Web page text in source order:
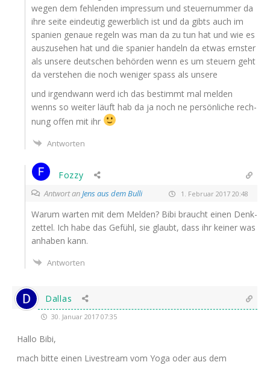
wegen dem feh­len­den impres­sum und steu­er­num­mer da
ihre sei­te ein­deu­tig gewerb­lich ist und da gibts auch im
spa­ni­en genaue regeln was man da zu tun hat und wie es
aus­zu­se­hen hat und die spa­ni­er han­deln da etwas erns­ter
als unse­re deut­schen behör­den wenn es um steu­ern geht
da ver­ste­hen die noch weni­ger spass als unsere
und irgend­wann werd ich das bestimmt mal mel­den
wenns so wei­ter läuft hab da ja noch ne per­sön­li­che rech­
nung offen mit ihr
Antworten
Fozzy
Antwort anJens aus dem Bulli 1. Februar 2017 20:48
War­um war­ten mit dem Mel­den? Bibi braucht einen Denk­
zet­tel. Ich habe das Gefühl, sie glaubt, dass ihr kei­ner was
anha­ben kann.
Antworten
Dallas
30. Januar 2017 07:35
Hal­lo Bibi,
mach bit­te einen Live­stream vom Yoga oder aus dem